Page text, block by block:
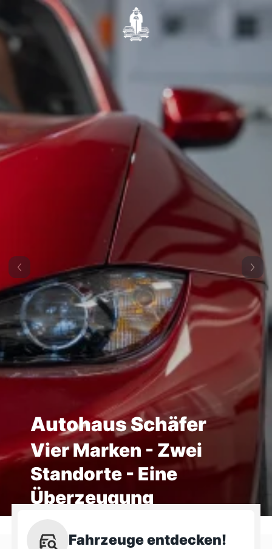
Autohaus Schäfer
Vier Marken - Zwei
Standorte - Eine
Überzeugung
Fahrzeuge entdecken!